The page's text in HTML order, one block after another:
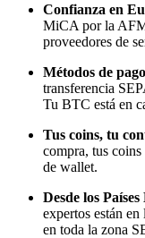
Confianza en
MiCA por la
proveedores de
Métodos de
transferencia
Tu BTC está en
Tus coins, tu
compra, tus
de wallet.
Desde los
expertos están
en toda la zona